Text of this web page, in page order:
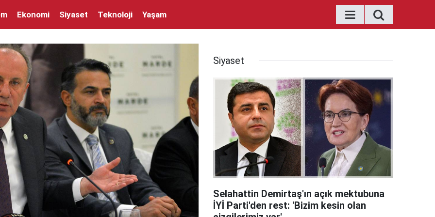
Ekonomi Siyaset Teknoloji Yaşam
Siyaset
Selahattin Demirtaş'ın açık mektubuna
İYİ Parti'den rest: 'Bizim kesin olan